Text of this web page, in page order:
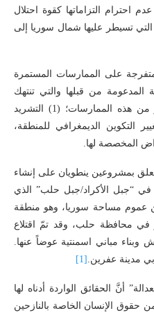
احترام التزاماتها كقوة احتلال
تسيطر عليها شمال سوريا إلى
على الممارسات المستمرة
المدعومة من قبلها والتي تنتهك
حقوق الإنسان في المنطقة. ونذكر من هذه الممارسات؛ (1) التشريد
للسكان المحليين، و(2) تغيير التكوين الديمغرافي للمنطقة،
بمشروعين ينطويان على إنشاء
في “جبل الأكراد/جبل حلب” الذي
يساوي 2 بالمئة من عموم مساحة سوريا، وهو منطقة
في محافظة حلب، وقد تمّ اقتلاع
مباني اسمنتية عوضاً عنها.
مدينة عفرين. [1]
أنَّ الحقائق الواردة أدناه لها
حقوق الإنسان الخاصة بالنازحين